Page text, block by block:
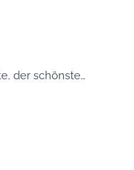
der schönste…